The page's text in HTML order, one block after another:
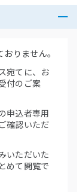
りません。
宛てに、お
付のご案
申込者専用
確認いただ
いただいた
めて閲覧で